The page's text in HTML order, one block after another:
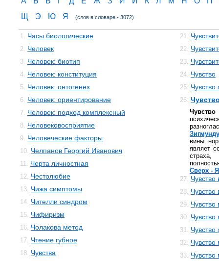
Щ
Э Ю Я (слов в словаре - 3072)
1. Часы биологические
2. Человек
3. Человек: биотип
4. Человек: конституция
5. Человек: онтогенез
6. Человек: ориентирование
7. Человек: подход комплексный
8. Человековосприятие
9. Человеческие факторы
10. Челпанов Георгий Иванович
11. Черта личностная
12. Честолюбие
13. Чижа симптомы
14. Чителли синдром
15. Чифиризм
16. Чолакова метод
17. Чтение губное
18. Чувства
21.
22.
23.
24. Чувство
25. Чувство
26.
вины
являет
Сверх - Я
27. Чувство
28.
29.
30. Чувство
31.
32.
33.